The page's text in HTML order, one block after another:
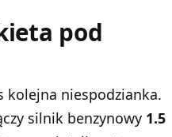
pod
kolejna niespodzianka.
silnik benzynowy 1.5